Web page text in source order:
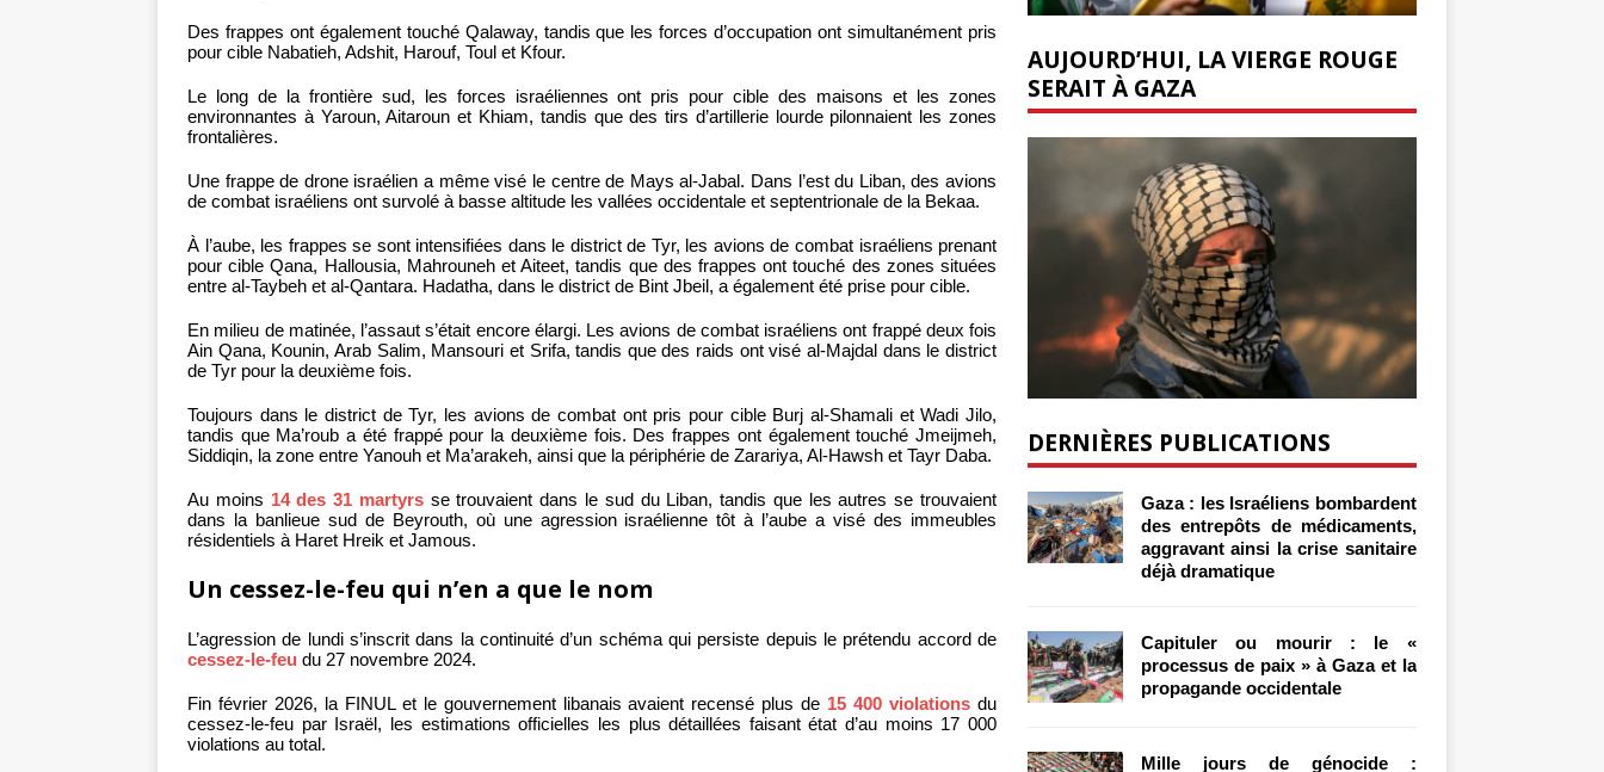
Des frappes ont également touché Qalaway, tandis que les forces d’occupation ont simultanément pris
pour cible Nabatieh, Adshit, Harouf, Toul et Kfour.
Le long de la frontière sud, les forces israéliennes ont pris pour cible des maisons et les zones
environnantes à Yaroun, Aitaroun et Khiam, tandis que des tirs d’artillerie lourde pilonnaient les zones
frontalières.
Une frappe de drone israélien a même visé le centre de Mays al-Jabal. Dans l’est du Liban, des avions
de combat israéliens ont survolé à basse altitude les vallées occidentale et septentrionale de la Bekaa.
À l’aube, les frappes se sont intensifiées dans le district de Tyr, les avions de combat israéliens prenant
pour cible Qana, Hallousia, Mahrouneh et Aiteet, tandis que des frappes ont touché des zones situées
entre al-Taybeh et al-Qantara. Hadatha, dans le district de Bint Jbeil, a également été prise pour cible.
En milieu de matinée, l’assaut s’était encore élargi. Les avions de combat israéliens ont frappé deux fois
Ain Qana, Kounin, Arab Salim, Mansouri et Srifa, tandis que des raids ont visé al-Majdal dans le district
de Tyr pour la deuxième fois.
Toujours dans le district de Tyr, les avions de combat ont pris pour cible Burj al-Shamali et Wadi Jilo,
tandis que Ma’roub a été frappé pour la deuxième fois. Des frappes ont également touché Jmeijmeh,
Siddiqin, la zone entre Yanouh et Ma’arakeh, ainsi que la périphérie de Zarariya, Al-Hawsh et Tayr Daba.
Au moins 14 des 31 martyrsse trouvaient dans le sud du Liban, tandis que les autres se trouvaient
dans la banlieue sud de Beyrouth, où une agression israélienne tôt à l’aube a visé des immeubles
résidentiels à Haret Hreik et Jamous.
Un cessez-le-feu qui n’en a que le nom
L’agression de lundi s’inscrit dans la continuité d’un schéma qui persiste depuis le prétendu accord de
cessez-le-feu du 27 novembre 2024.
Fin février 2026, la FINUL et le gouvernement libanais avaient recensé plus de 15 400 violations du
cessez-le-feu par Israël, les estimations officielles les plus détaillées faisant état d’au moins 17 000
violations au total.
AUJOURD’HUI, LA VIERGE ROUGE
SERAIT À GAZA
DERNIÈRES PUBLICATIONS
Gaza : les Israéliens bombardent
des entrepôts de médicaments,
aggravant ainsi la crise sanitaire
déjà dramatique
Capituler ou mourir : le «
processus de paix » à Gaza et la
propagande occidentale
Mille jours de génocide :